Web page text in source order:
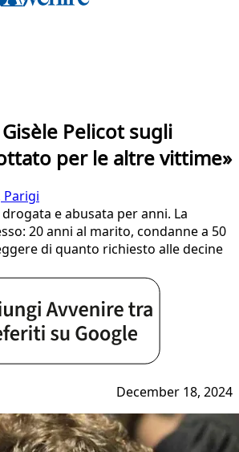
Pelicot sugli
per le altre vittime»
Parigi
e abusata per anni. La
20 anni al marito, condanne a 50
di quanto richiesto alle decine
December 18, 2024